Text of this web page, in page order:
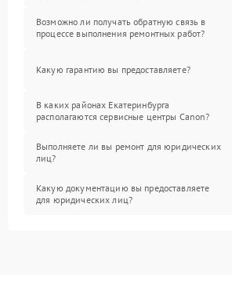
Возможно ли получать обратную связь в
процессе выполнения ремонтных работ?
Какую гарантию вы предоставляете?
В каких районах Екатеринбурга
располагаются сервисные центры Canon?
Выполняете ли вы ремонт для юридических
лиц?
Какую документацию вы предоставляете
для юридических лиц?